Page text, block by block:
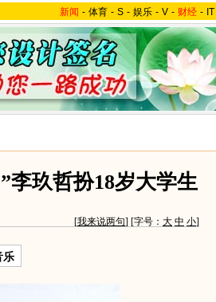
新闻 - 体育 - S - 娱乐 - V - 财经 - IT
李玖哲扮18岁大学生
[我来说两句] [字号： 大 中 小]
乐